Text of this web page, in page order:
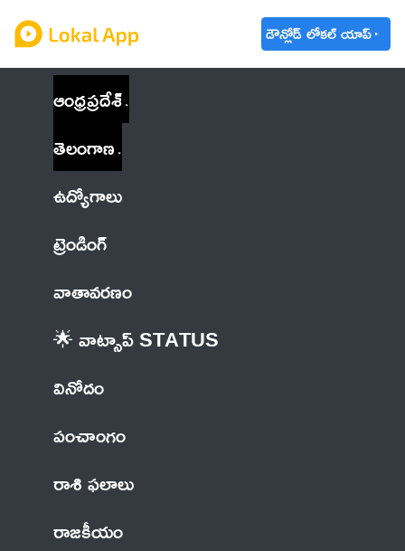
డౌన్లోడ్ లోకల్ యాప్
ఆంధ్రప్రదేశ్
తెలంగాణ
ఉద్యోగాలు
ట్రెండింగ్
వాతావరణం
🌟 వాట్సాప్ STATUS
వినోదం
పంచాంగం
రాశి ఫలాలు
రాజకీయం